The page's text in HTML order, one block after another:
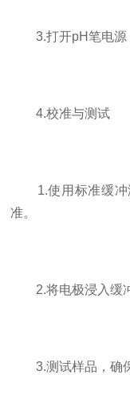
3.打开pH笔电源
4.校准与测试
1.使用标准缓冲
准。
2.将电极浸入缓冲
3.测试样品，确保